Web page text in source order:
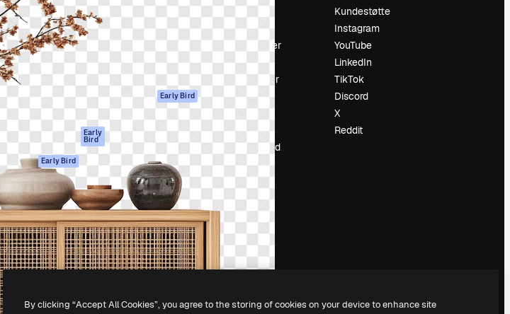
Spaces
AI-assistent
AI Image Generator
AI-videogenerator
AI-
stemmegenerator
Arkivinnhold
MCP for
Claude/ChatGPT
Early
Bird
Agenter Early Bird
API
Mobilapp
Alle Magnific-
verktøy
Dokumentasjon
Vilkår for bruk
Originaler Early Bird
informasjonskapsler
Tillitssenter
Affiliates
For bedrifter
Om oss
Anmeldelser
Karrierer
Søketrender
Blogg
Slidesgo
Selg innhold
Presserom
Leter etter
magnific.ai
Kundestøtte
Instagram
YouTube
LinkedIn
TikTok
Discord
X
Reddit
rettigheter forbeholdt.
By clicking “Accept All Cookies”, you agree to the storing of cookies on your device to enhance site